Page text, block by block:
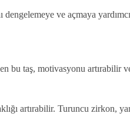
ve açmaya
bu taş, motivasyonu artırabilir
artırabilir. Turuncu zirkon,